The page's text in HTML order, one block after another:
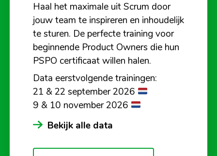
Haal het maximale uit Scrum door
jouw team te inspireren en inhoudelijk
te sturen. De perfecte training voor
beginnende Product Owners die hun
PSPO certificaat willen halen.
Data eerstvolgende trainingen:
21 & 22 september 2026
9 & 10 november 2026
Bekijk alle data